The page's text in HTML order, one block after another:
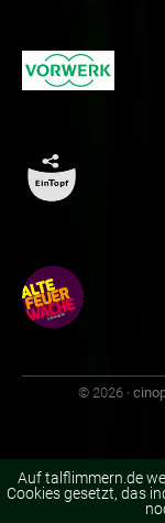
© 2026 ·
Auf talflimmern.de
Cookies gesetzt, das